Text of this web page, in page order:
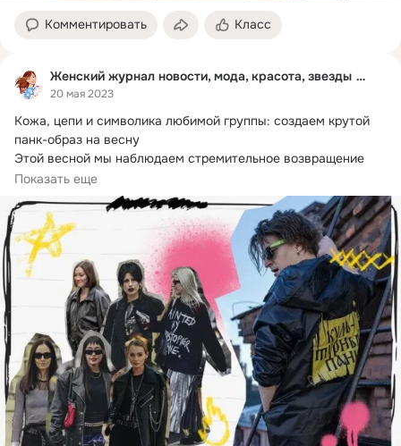
Комментировать Класс
Женский журнал новости, мода, красота, звезды 530k
20 мая 2023
Кожа, цепи и символика любимой группы: создаем крутой
панк-образ на весну
Этой весной мы наблюдаем стремительное возвращение
панк-культуры...
Показать еще